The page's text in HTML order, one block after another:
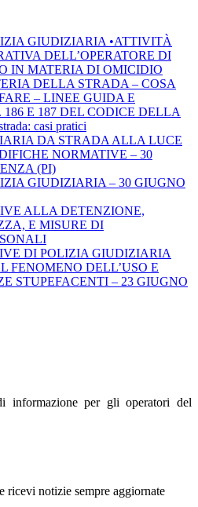
GIUDIZIARIA •ATTIVITÀ
DELL’OPERATORE DI
IN MATERIA DI OMICIDIO
DELLA STRADA – COSA
– LINEE GUIDA E
E 187 DEL CODICE DELLA
casi pratici
DA STRADA ALLA LUCE
NORMATIVE – 30
(PI)
GIUDIZIARIA – 30 GIUGNO
ALLA DETENZIONE,
E MISURE DI
DI POLIZIA GIUDIZIARIA
FENOMENO DELL’USO E
STUPEFACENTI – 23 GIUGNO
per gli operatori del
ricevi notizie sempre aggiornate